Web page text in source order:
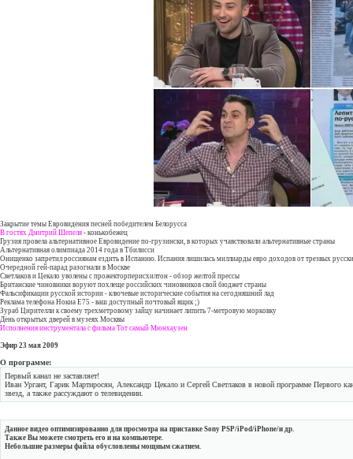
Закрытие темы Евровидения песней победителем Белорусса
В гостях Дмитрий Шепеля - конькобежец
Грузия провела альтернативное Евровидение по-грузински, в которых учавствовали альтернативные страны
Альтернативная олимпиада 2014 года в Тбилисси
Онищенко запретил россиянам ездить в Испанию. Испания лишилась миллиарды евро доходов от трезвых
Очередной гей-парад разогнали в Москве
Светлаков и Цекало уволены с прожекторперисхилтон - обзор желтой прессы
Британские чиновники воруют похлеще российских чиновников свой бюджет страны
Фальсификации русской истории - ключевые исторические события на сегодняшний лад
Реклама телефона Нокиа Е75 - ваш доступный почтовый ящик ;)
Зураб Цирителли к своему трехметровому зайцу начинает липить 7-метровую морковку
День открытых дверей в музеях Москвы
Исполнения инструментала с фильма Тот самый Мюнхаузен
Эфир 23 мая 2009
О программе:
Первый канал не заставляет!
Иван Ургант, Гарик Мартиросян, Александр Цекало и Сергей Светлаков в новой программе Первого
звезд, а также рассуждают о телевидении.
Данное видео оптимизированно для просмотра на приставке Sony PSP/iPod/iPhone/и др.
Также Вы можете смотреть его и на компьютере.
Небольшие размеры файла обусловлены мощным сжатием.